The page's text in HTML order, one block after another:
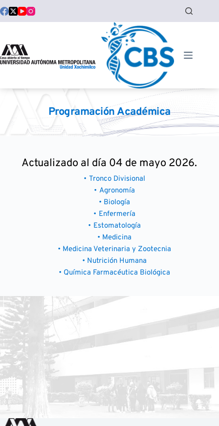
al
contenido
Programación Académica
Actualizado al día 04 de mayo 2026.
Tronco Divisional
Agronomía
Biología
Enfermería
Estomatología
Medicina
Medicina Veterinaria y Zootecnia
Nutrición Humana
Química Farmacéutica Biológica